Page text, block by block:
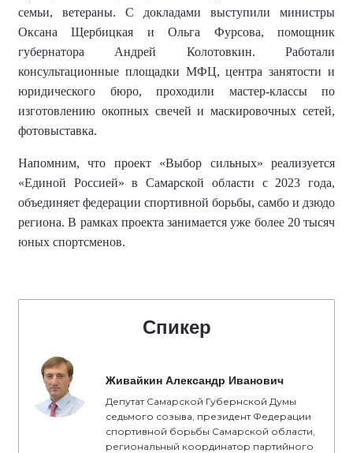
семьи, ветераны. С докладами выступили министры
Оксана Щербицкая и Ольга Фурсова, помощник
губернатора Андрей Колотовкин. Работали
консультационные площадки МФЦ, центра занятости и
юридического бюро, проходили мастер-классы по
изготовлению окопных свечей и маскировочных сетей,
фотовыставка.
Напомним, что проект «Выбор сильных» реализуется
«Единой Россией» в Самарской области с 2023 года,
объединяет федерации спортивной борьбы, самбо и дзюдо
региона. В рамках проекта занимается уже более 20 тысяч
юных спортсменов.
Спикер
Живайкин Александр Иванович
Депутат Самарской Губернской Думы
седьмого созыва, президент Федерации
спортивной борьбы Самарской области,
региональный координатор партийного